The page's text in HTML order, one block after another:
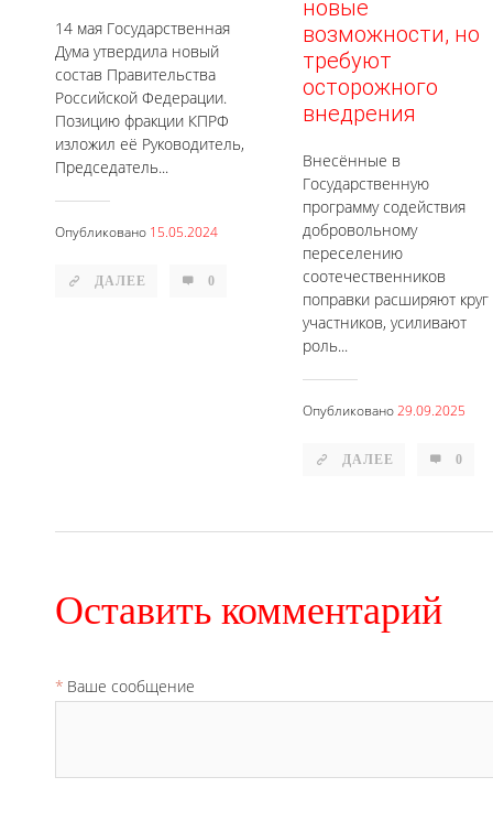
14 мая Государственная
Дума утвердила новый
состав Правительства
Российской Федерации.
Позицию фракции КПРФ
изложил её Руководитель,
Председатель...
Опубликовано 15.05.2024
ДАЛЕЕ 0
новые
возможности, но
требуют
осторожного
внедрения
Внесённые в
Государственную
программу содействия
добровольному
переселению
соотечественников
поправки расширяют круг
участников, усиливают
роль...
Опубликовано29.09.2025
ДАЛЕЕ 0
Оставить комментарий
Ваше сообщение